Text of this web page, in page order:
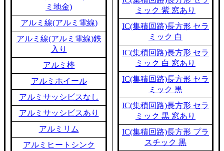
ミ地金)
アルミ線(アルミ電線)
アルミ線(アルミ電線)鉄
入り
アルミ棒
アルミホイール
アルミサッシビスなし
アルミサッシビスあり
アルミリム
アルミヒートシンク
ミック 紫 窓あり
IC(集積回路)長方形 セラ
ミック 白
IC(集積回路)長方形 セラ
ミック 白 窓あり
IC(集積回路)長方形 セラ
ミック 黒
IC(集積回路)長方形 セラ
ミック 黒 窓あり
IC(集積回路)長方形 プラ
スチック 黒